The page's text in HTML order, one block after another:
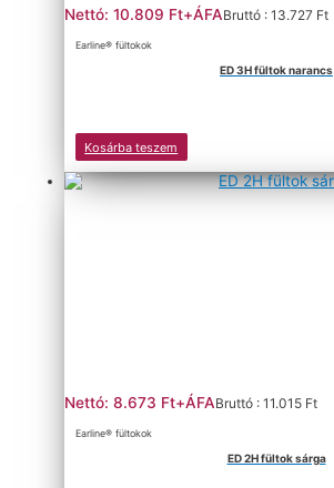
Nettó: 10.809 Ft+ÁFABruttó : 13.727 Ft
Earline® fültokok
ED 3H fültok narancs
Kosárba teszem
Nettó: 8.673 Ft+ÁFABruttó : 11.015 Ft
Earline® fültokok
ED 2H fültok sárga